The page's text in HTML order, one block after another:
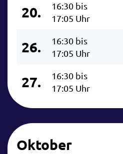
20.
16:30 bis
17:05 Uhr
26.
16:30 bis
17:05 Uhr
27.
16:30 bis
17:05 Uhr
Oktober